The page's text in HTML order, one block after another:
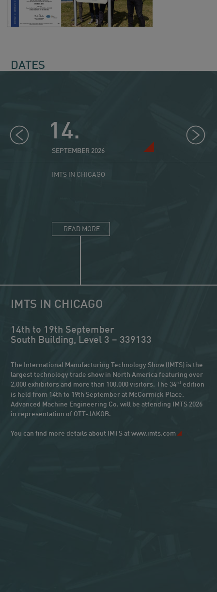
DATES
14.
SEPTEMBER 2026
IMTS IN CHICAGO
READ MORE
15.
IMTS IN CHICAGO
14th to 19th September
South Building, Level 3 – 339133
The International Manufacturing Technology Show (IMTS) is the
largest technology trade show in North America featuring over
2,000 exhibitors and more than 100,000 visitors. The 34rd edition
is held from 14th to 19th September at McCormick Place.
Advanced Machine Engineering Co. will be attending IMTS 2026
in representation of OTT-JAKOB.
You can find more details about IMTS at www.imts.com